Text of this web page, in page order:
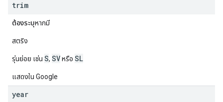
trim
ต้องระบุหากมี
สตริง
รุ่นย่อย เช่น S, SVหรือ SL
แสดงใน Google
year